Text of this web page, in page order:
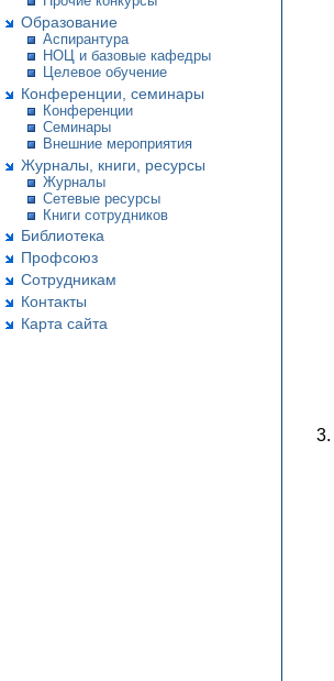
Образование
Аспирантура
НОЦ и базовые кафедры
Целевое обучение
Конференции, семинары
Конференции
Семинары
Внешние мероприятия
Журналы, книги, ресурсы
Журналы
Сетевые ресурсы
Книги сотрудников
Библиотека
Профсоюз
Сотрудникам
Контакты
Карта сайта